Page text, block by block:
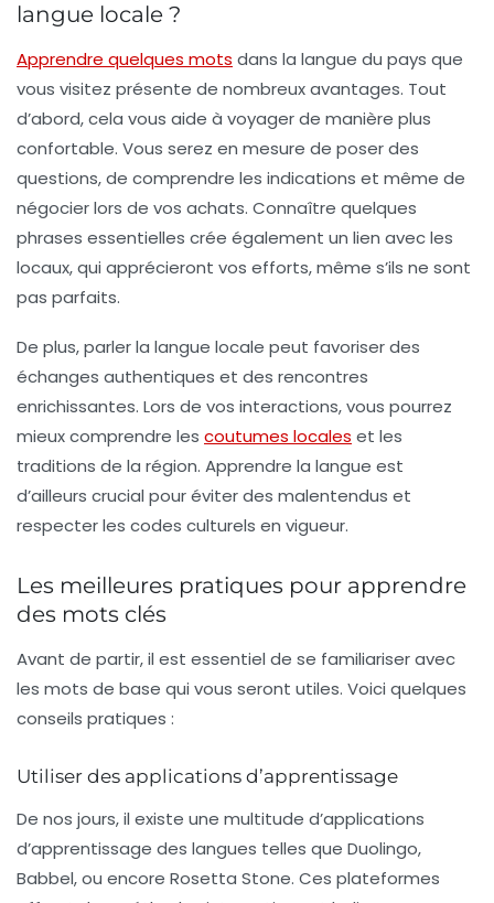
langue locale ?
Apprendre quelques mots dans la langue du pays que
vous visitez présente de nombreux avantages. Tout
d’abord, cela vous aide à voyager de manière plus
confortable. Vous serez en mesure de poser des
questions, de comprendre les indications et même de
négocier lors de vos achats. Connaître quelques
phrases essentielles crée également un lien avec les
locaux, qui apprécieront vos efforts, même s’ils ne sont
pas parfaits.
De plus, parler la langue locale peut favoriser des
échanges authentiques et des rencontres
enrichissantes. Lors de vos interactions, vous pourrez
mieux comprendre les coutumes locales et les
traditions de la région. Apprendre la langue est
d’ailleurs crucial pour éviter des malentendus et
respecter les codes culturels en vigueur.
Les meilleures pratiques pour apprendre
des mots clés
Avant de partir, il est essentiel de se familiariser avec
les mots de base qui vous seront utiles. Voici quelques
conseils pratiques :
Utiliser des applications d’apprentissage
De nos jours, il existe une multitude d’applications
d’apprentissage des langues telles que Duolingo,
Babbel, ou encore Rosetta Stone. Ces plateformes